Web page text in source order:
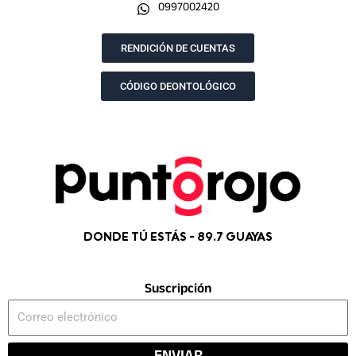
o
g
r
a
m
t
t
e
r
e
0997002420
RENDICIÓN DE CUENTAS
CÓDIGO DEONTOLÓGICO
DONDE TÚ ESTÁS - 89.7 GUAYAS
Suscripción